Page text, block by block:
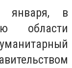
января, в
области